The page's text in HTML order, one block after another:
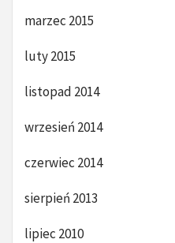
marzec 2015
luty 2015
listopad 2014
wrzesień 2014
czerwiec 2014
sierpień 2013
lipiec 2010